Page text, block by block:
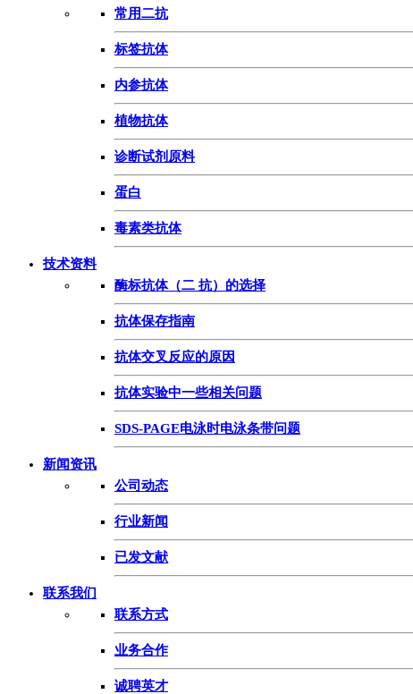
常用二抗
标签抗体
内参抗体
植物抗体
诊断试剂原料
蛋白
毒素类抗体
技术资料
酶标抗体（二 抗）的选择
抗体保存指南
抗体交叉反应的原因
抗体实验中一些相关问题
SDS-PAGE电泳时电泳条带问题
新闻资讯
公司动态
行业新闻
已发文献
联系我们
联系方式
业务合作
诚聘英才